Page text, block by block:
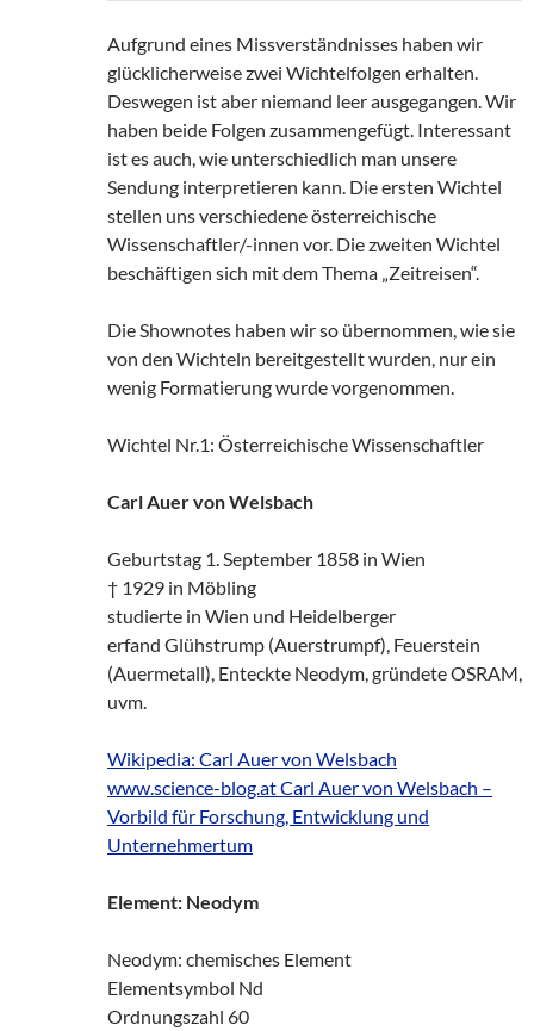
Aufgrund eines Missverständnisses haben wir
glücklicherweise zwei Wichtelfolgen erhalten.
Deswegen ist aber niemand leer ausgegangen. Wir
haben beide Folgen zusammengefügt. Interessant
ist es auch, wie unterschiedlich man unsere
Sendung interpretieren kann. Die ersten Wichtel
stellen uns verschiedene österreichische
Wissenschaftler/-innen vor. Die zweiten Wichtel
beschäftigen sich mit dem Thema „Zeitreisen“.
Die Shownotes haben wir so übernommen, wie sie
von den Wichteln bereitgestellt wurden, nur ein
wenig Formatierung wurde vorgenommen.
Wichtel Nr.1: Österreichische Wissenschaftler
Carl Auer von Welsbach
Geburtstag 1. September 1858 in Wien
† 1929 in Möbling
studierte in Wien und Heidelberger
erfand Glühstrump (Auerstrumpf), Feuerstein
(Auermetall), Enteckte Neodym, gründete OSRAM,
uvm.
Wikipedia: Carl Auer von Welsbach
www.science-blog.at Carl Auer von Welsbach –
Vorbild für Forschung, Entwicklung und
Unternehmertum
Element: Neodym
Neodym: chemisches Element
Elementsymbol Nd
Ordnungszahl 60